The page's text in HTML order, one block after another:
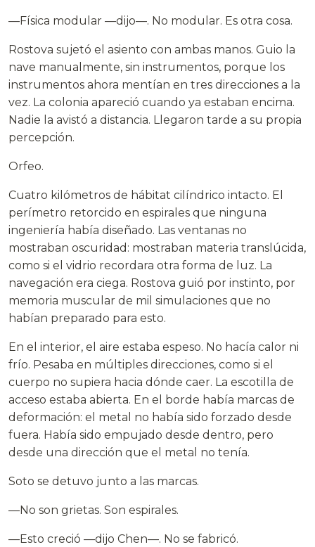
—Física modular —dijo—. No modular. Es otra cosa.
Rostova sujetó el asiento con ambas manos. Guio la
nave manualmente, sin instrumentos, porque los
instrumentos ahora mentían en tres direcciones a la
vez. La colonia apareció cuando ya estaban encima.
Nadie la avistó a distancia. Llegaron tarde a su propia
percepción.
Orfeo.
Cuatro kilómetros de hábitat cilíndrico intacto. El
perímetro retorcido en espirales que ninguna
ingeniería había diseñado. Las ventanas no
mostraban oscuridad: mostraban materia translúcida,
como si el vidrio recordara otra forma de luz. La
navegación era ciega. Rostova guió por instinto, por
memoria muscular de mil simulaciones que no
habían preparado para esto.
En el interior, el aire estaba espeso. No hacía calor ni
frío. Pesaba en múltiples direcciones, como si el
cuerpo no supiera hacia dónde caer. La escotilla de
acceso estaba abierta. En el borde había marcas de
deformación: el metal no había sido forzado desde
fuera. Había sido empujado desde dentro, pero
desde una dirección que el metal no tenía.
Soto se detuvo junto a las marcas.
—No son grietas. Son espirales.
—Esto creció —dijo Chen—. No se fabricó.